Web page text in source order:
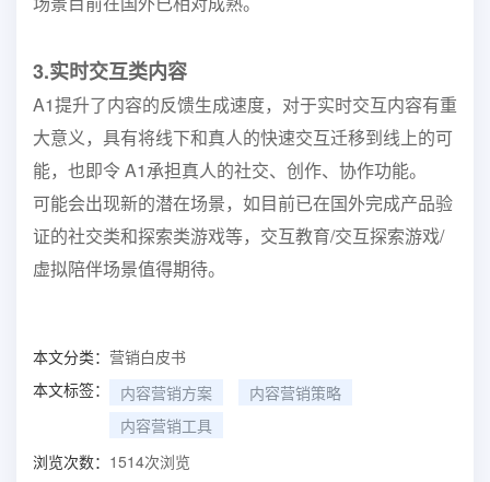
3.实时交互类内容
A1提升了内容的反馈生成速度，对于实时交互内容有重
大意义，具有将线下和真人的快速交互迁移到线上的可
能，也即令 A1承担真人的社交、创作、协作功能。
可能会出现新的潜在场景，如目前已在国外完成产品验
证的社交类和探索类游戏等，交互教育/交互探索游戏/
虚拟陪伴场景值得期待。
本文分类： 营销白皮书
本文标签：
内容营销方案
内容营销策略
内容营销工具
浏览次数： 1514次浏览